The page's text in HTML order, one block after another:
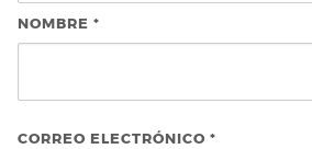
NOMBRE *
CORREO ELECTRÓNICO *